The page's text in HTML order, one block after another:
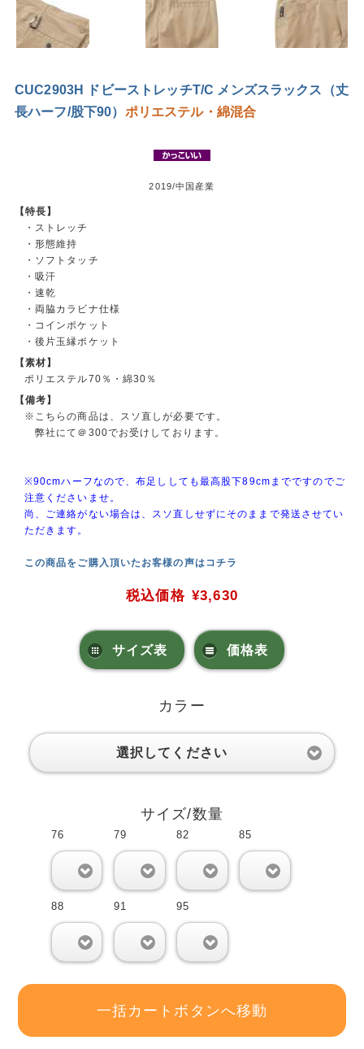
CUC2903H ドビーストレッチT/C メンズスラックス（丈
長ハーフ/股下90） ポリエステル・綿混合
2019/中国産業
【特長】
・ストレッチ
・形態維持
・ソフトタッチ
・吸汗
・速乾
・両脇カラビナ仕様
・コインポケット
・後片玉縁ポケット
【素材】
ポリエステル70％・綿30％
【備考】
※こちらの商品は、スソ直しが必要です。
弊社にて＠300でお受けしております。
※90cmハーフなので、布足ししても最高股下89cmまでですのでご
注意くださいませ。
尚、ご連絡がない場合は、スソ直しせずにそのままで発送させてい
ただきます。
この商品をご購入頂いたお客様の声はコチラ
税込価格 ¥3,630
サイズ表 価格表
カラー
選択してください
サイズ/数量
76 79 82 85
88 91 95
一括カートボタンへ移動